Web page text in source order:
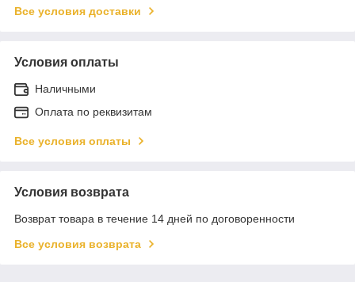
Все условия доставки
Условия оплаты
Наличными
Оплата по реквизитам
Все условия оплаты
Условия возврата
Возврат товара в течение 14 дней по договоренности
Все условия возврата